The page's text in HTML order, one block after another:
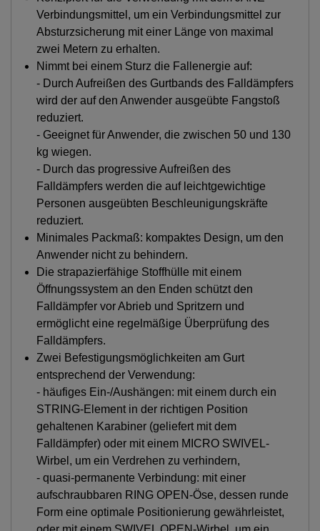
Verbindungsmittel, um ein Verbindungsmittel zur
Absturzsicherung mit einer Länge von maximal
zwei Metern zu erhalten.
Nimmt bei einem Sturz die Fallenergie auf:
- Durch Aufreißen des Gurtbands des Falldämpfers
wird der auf den Anwender ausgeübte Fangstoß
reduziert.
- Geeignet für Anwender, die zwischen 50 und 130
kg wiegen.
- Durch das progressive Aufreißen des
Falldämpfers werden die auf leichtgewichtige
Personen ausgeübten Beschleunigungskräfte
reduziert.
Minimales Packmaß: kompaktes Design, um den
Anwender nicht zu behindern.
Die strapazierfähige Stoffhülle mit einem
Öffnungssystem an den Enden schützt den
Falldämpfer vor Abrieb und Spritzern und
ermöglicht eine regelmäßige Überprüfung des
Falldämpfers.
Zwei Befestigungsmöglichkeiten am Gurt
entsprechend der Verwendung:
- häufiges Ein-/Aushängen: mit einem durch ein
STRING-Element in der richtigen Position
gehaltenen Karabiner (geliefert mit dem
Falldämpfer) oder mit einem MICRO SWIVEL-
Wirbel, um ein Verdrehen zu verhindern,
- quasi-permanente Verbindung: mit einer
aufschraubbaren RING OPEN-Öse, dessen runde
Form eine optimale Positionierung gewährleistet,